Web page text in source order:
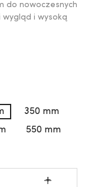
do nowoczesnych
i wysoką
350 mm
550 mm
+